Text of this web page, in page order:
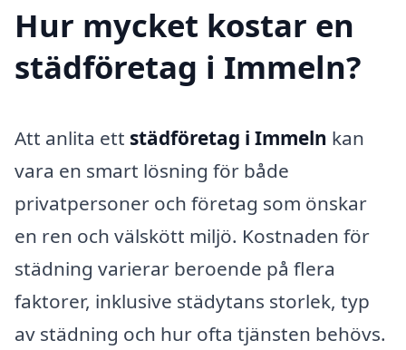
Hur mycket kostar en
städföretag i Immeln?
Att anlita ett städföretag i Immeln kan
vara en smart lösning för både
privatpersoner och företag som önskar
en ren och välskött miljö. Kostnaden för
städning varierar beroende på flera
faktorer, inklusive städytans storlek, typ
av städning och hur ofta tjänsten behövs.